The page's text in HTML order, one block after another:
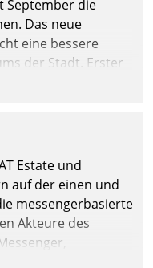
September die
Das neue
eine bessere
der Stadt. Erster
API-Hub mit
Estate und
auf der einen und
messengerbasierte
Akteure des
oder